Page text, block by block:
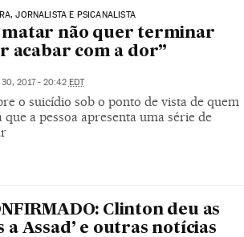
JORNALISTA E PSICANALISTA
matar não quer terminar
acabar com a dor”
30, 2017 - 20:42 EDT
o suicídio sob o ponto de vista de quem
a pessoa apresenta uma série de
Clinton deu as
Assad’ e outras notícias